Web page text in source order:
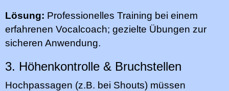
Lösung: Professionelles Training bei einem
erfahrenen Vocalcoach; gezielte Übungen zur
sicheren Anwendung.
3. Höhenkontrolle & Bruchstellen
Hochpassagen (z.B. bei Shouts) müssen